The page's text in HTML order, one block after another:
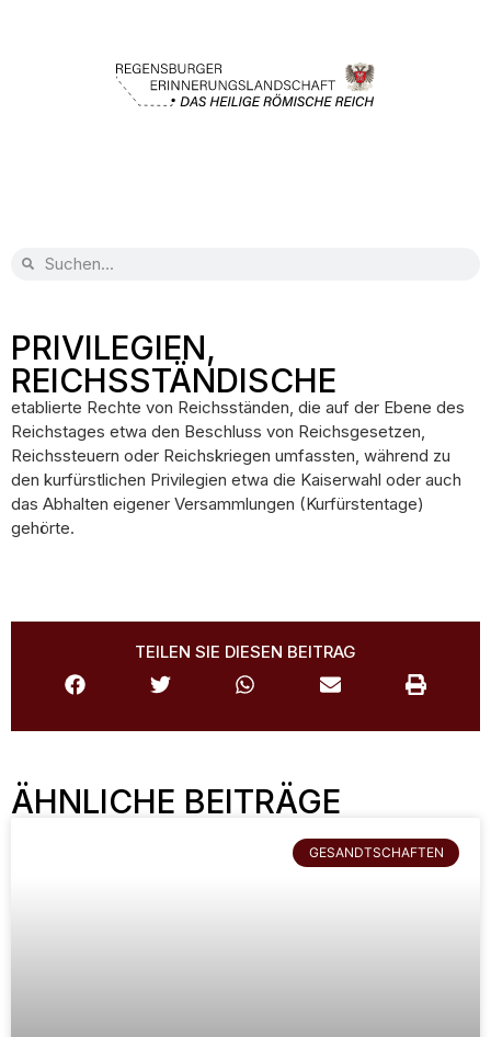
PRIVILEGIEN,
REICHSSTÄNDISCHE
etablierte Rechte von Reichsständen, die auf der Ebene des
Reichstages etwa den Beschluss von Reichsgesetzen,
Reichssteuern oder Reichskriegen umfassten, während zu
den kurfürstlichen Privilegien etwa die Kaiserwahl oder auch
das Abhalten eigener Versammlungen (Kurfürstentage)
gehörte.
TEILEN SIE DIESEN BEITRAG
ÄHNLICHE BEITRÄGE
GESANDTSCHAFTEN